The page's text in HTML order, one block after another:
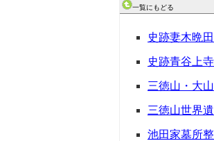
一覧にもどる
史跡妻木晩
史跡青谷上
三徳山・大
三徳山世界
池田家墓所